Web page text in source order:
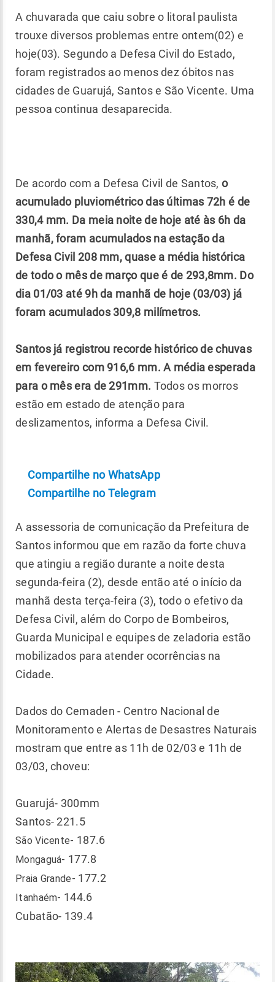
A chuvarada que caiu sobre o litoral paulista
trouxe diversos problemas entre ontem(02) e
hoje(03). Segundo a Defesa Civil do Estado,
foram registrados ao menos dez óbitos nas
cidades de Guarujá, Santos e São Vicente. Uma
pessoa continua desaparecida.
De acordo com a Defesa Civil de Santos, o
acumulado pluviométrico das últimas 72h é de
330,4 mm. Da meia noite de hoje até às 6h da
manhã, foram acumulados na estação da
Defesa Civil 208 mm, quase a média histórica
de todo o mês de março que é de 293,8mm. Do
dia 01/03 até 9h da manhã de hoje (03/03) já
foram acumulados 309,8 milímetros.
Santos já registrou recorde histórico de chuvas
em fevereiro com 916,6 mm. A média esperada
para o mês era de 291mm. Todos os morros
estão em estado de atenção para
deslizamentos, informa a Defesa Civil.
Compartilhe no WhatsApp
Compartilhe no Telegram
A assessoria de comunicação da Prefeitura de
Santos informou que em razão da forte chuva
que atingiu a região durante a noite desta
segunda-feira (2), desde então até o início da
manhã desta terça-feira (3), todo o efetivo da
Defesa Civil, além do Corpo de Bombeiros,
Guarda Municipal e equipes de zeladoria estão
mobilizados para atender ocorrências na
Cidade.
Dados do Cemaden - Centro Nacional de
Monitoramento e Alertas de Desastres Naturais
mostram que entre as 11h de 02/03 e 11h de
03/03, choveu:
Guarujá- 300mm
Santos- 221.5
São Vicente- 187.6
Mongaguá- 177.8
Praia Grande- 177.2
Itanhaém- 144.6
Cubatão- 139.4